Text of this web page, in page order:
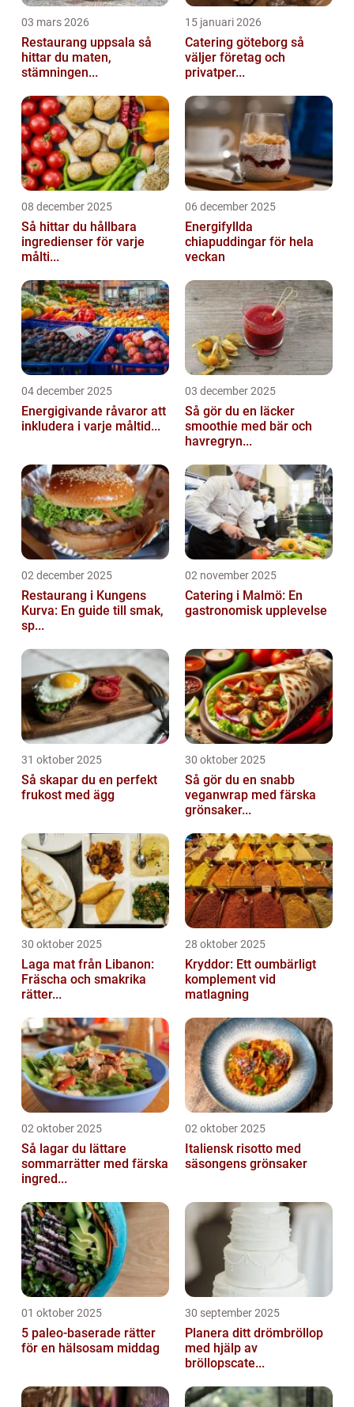
03 mars 2026
Restaurang uppsala så
hittar du maten,
stämningen...
15 januari 2026
Catering göteborg så
väljer företag och
privatper...
08 december 2025
Så hittar du hållbara
ingredienser för varje
målti...
06 december 2025
Energifyllda
chiapuddingar för hela
veckan
04 december 2025
Energigivande råvaror att
inkludera i varje måltid...
03 december 2025
Så gör du en läcker
smoothie med bär och
havregryn...
02 december 2025
Restaurang i Kungens
Kurva: En guide till smak,
sp...
02 november 2025
Catering i Malmö: En
gastronomisk upplevelse
31 oktober 2025
Så skapar du en perfekt
frukost med ägg
30 oktober 2025
Så gör du en snabb
veganwrap med färska
grönsaker...
30 oktober 2025
Laga mat från Libanon:
Fräscha och smakrika
rätter...
28 oktober 2025
Kryddor: Ett oumbärligt
komplement vid
matlagning
02 oktober 2025
Så lagar du lättare
sommarrätter med färska
ingred...
02 oktober 2025
Italiensk risotto med
säsongens grönsaker
01 oktober 2025
5 paleo-baserade rätter
för en hälsosam middag
30 september 2025
Planera ditt drömbröllop
med hjälp av
bröllopscate...